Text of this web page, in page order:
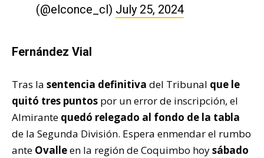
(@elconce_cl) July 25, 2024
Fernández Vial
Tras la sentencia definitiva del Tribunal que le
quitó tres puntos por un error de inscripción, el
Almirante quedó relegado al fondo de la tabla
de la Segunda División. Espera enmendar el rumbo
ante Ovalleen la región de Coquimbo hoysábado